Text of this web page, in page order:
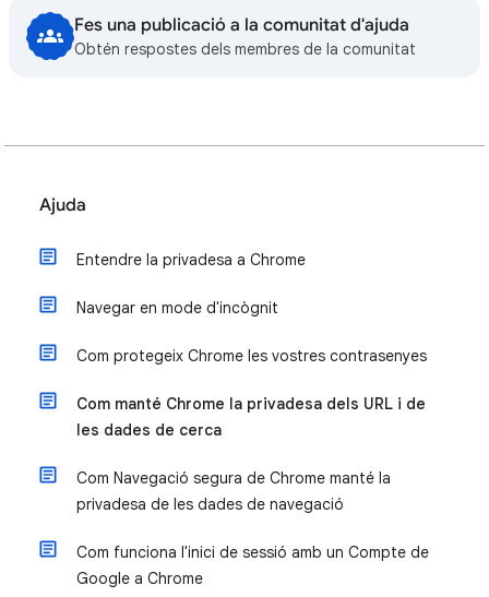
Fes una publicació a la comunitat d'ajuda
Obtén respostes dels membres de la comunitat
Ajuda
Entendre la privadesa a Chrome
Navegar en mode d'incògnit
Com protegeix Chrome les vostres contrasenyes
Com manté Chrome la privadesa dels URL i de
les dades de cerca
Com Navegació segura de Chrome manté la
privadesa de les dades de navegació
Com funciona l'inici de sessió amb un Compte de
Google a Chrome